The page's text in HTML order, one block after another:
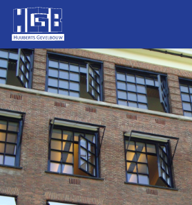
HOME
PRODUCTEN
PROJECTEN
OVER ONS